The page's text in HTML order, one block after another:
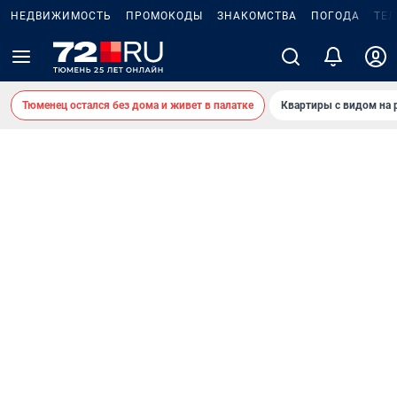
НЕДВИЖИМОСТЬ ПРОМОКОДЫ ЗНАКОМСТВА ПОГОДА
Тюменец остался без дома и живет в палатке Квартиры с видом на